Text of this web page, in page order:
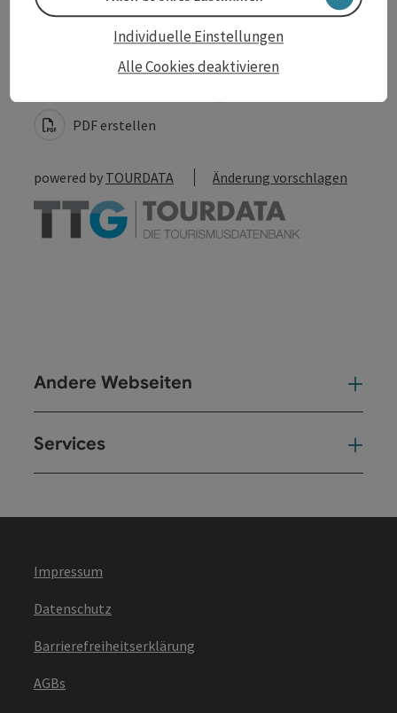
Beitrag merken
zum Merkzettel
PDF erstellen
Beitrag drucken
powered by TOURDATA Änderung vorschlagen
Andere Webseiten
Services
Impressum
Datenschutz
Barrierefreiheitserklärung
AGBs
Alle Cookies deaktivieren
Individuelle Einstellungen